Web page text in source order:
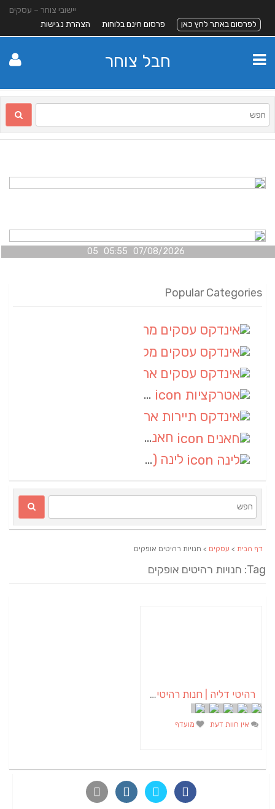
יישובי צוחר – עסקים
לפרסום באתר לחץ כאן
פרסום חינם בלוחות הצהרת נגישות
חבל צוחר
07/08/2026 05:55 05
Popular Categories
אטרקציות
חאנים
לינה (1)
דף הבית > עסקים > חנויות רהיטים אופקים
Tag: חנויות רהיטים אופקים
רהיטי דליה | חנות רהיטים באופקים
אין חוות דעת מועדף